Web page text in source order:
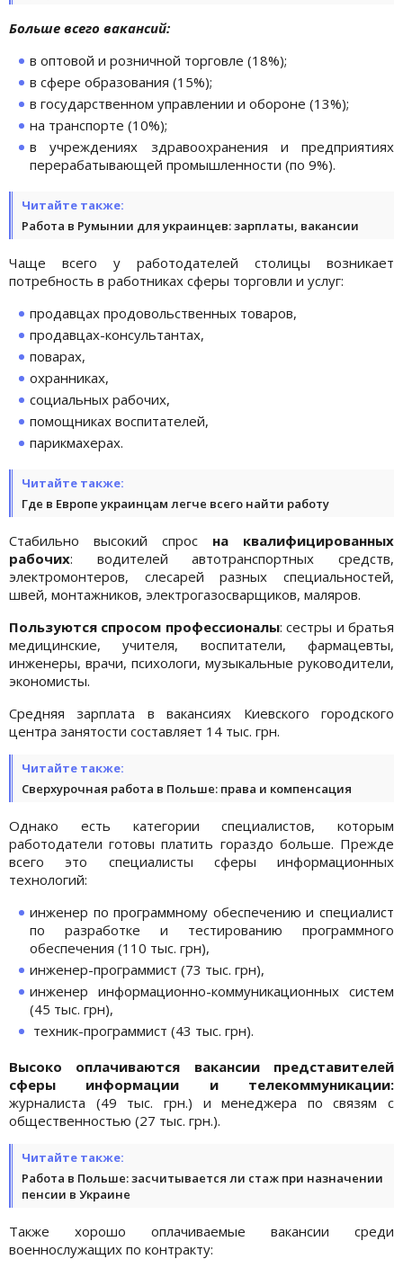
Больше всего вакансий:
в оптовой и розничной торговле (18%);
в сфере образования (15%);
в государственном управлении и обороне (13%);
на транспорте (10%);
в учреждениях здравоохранения и предприятиях
перерабатывающей промышленности (по 9%).
Читайте также:
Работа в Румынии для украинцев: зарплаты, вакансии
Чаще всего у работодателей столицы возникает
потребность в работниках сферы торговли и услуг:
продавцах продовольственных товаров,
продавцах-консультантах,
поварах,
охранниках,
социальных рабочих,
помощниках воспитателей,
парикмахерах.
Читайте также:
Где в Европе украинцам легче всего найти работу
Стабильно высокий спрос на квалифицированных
рабочих: водителей автотранспортных средств,
электромонтеров, слесарей разных специальностей,
швей, монтажников, электрогазосварщиков, маляров.
Пользуются спросом профессионалы: сестры и братья
медицинские, учителя, воспитатели, фармацевты,
инженеры, врачи, психологи, музыкальные руководители,
экономисты.
Средняя зарплата в вакансиях Киевского городского
центра занятости составляет 14 тыс. грн.
Читайте также:
Сверхурочная работа в Польше: права и компенсация
Однако есть категории специалистов, которым
работодатели готовы платить гораздо больше. Прежде
всего это специалисты сферы информационных
технологий:
инженер по программному обеспечению и специалист
по разработке и тестированию программного
обеспечения (110 тыс. грн),
инженер-программист (73 тыс. грн),
инженер информационно-коммуникационных систем
(45 тыс. грн),
техник-программист (43 тыс. грн).
Высоко оплачиваются вакансии представителей
сферы информации и телекоммуникации:
журналиста (49 тыс. грн.) и менеджера по связям с
общественностью (27 тыс. грн.).
Читайте также:
Работа в Польше: засчитывается ли стаж при назначении
пенсии в Украине
Также хорошо оплачиваемые вакансии среди
военнослужащих по контракту: